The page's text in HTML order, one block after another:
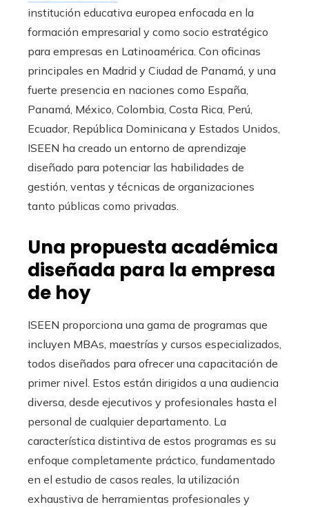
institución educativa europea enfocada en la
formación empresarial y como socio estratégico
para empresas en Latinoamérica. Con oficinas
principales en Madrid y Ciudad de Panamá, y una
fuerte presencia en naciones como España,
Panamá, México, Colombia, Costa Rica, Perú,
Ecuador, República Dominicana y Estados Unidos,
ISEEN ha creado un entorno de aprendizaje
diseñado para potenciar las habilidades de
gestión, ventas y técnicas de organizaciones
tanto públicas como privadas.
Una propuesta académica
diseñada para la empresa
de hoy
ISEEN proporciona una gama de programas que
incluyen MBAs, maestrías y cursos especializados,
todos diseñados para ofrecer una capacitación de
primer nivel. Estos están dirigidos a una audiencia
diversa, desde ejecutivos y profesionales hasta el
personal de cualquier departamento. La
característica distintiva de estos programas es su
enfoque completamente práctico, fundamentado
en el estudio de casos reales, la utilización
exhaustiva de herramientas profesionales y